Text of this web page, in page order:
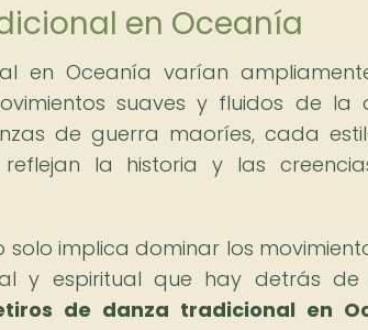
en Oceanía
en Oceanía varían
suaves y fluidos de
de guerra maoríes, cada
reflejan la historia y las
implica dominar los
y espiritual que hay detrás
de danza tradicional en